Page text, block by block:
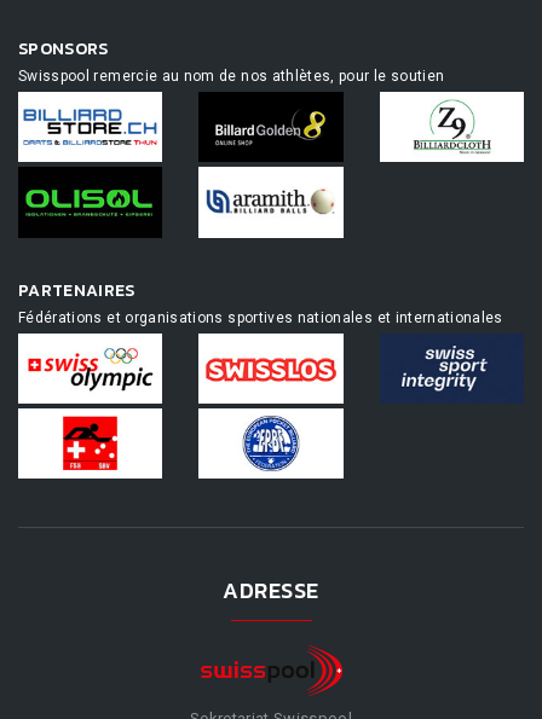
SPONSORS
Swisspool remercie au nom de nos athlètes, pour le soutien
PARTENAIRES
Fédérations et organisations sportives nationales et internationales
ADRESSE